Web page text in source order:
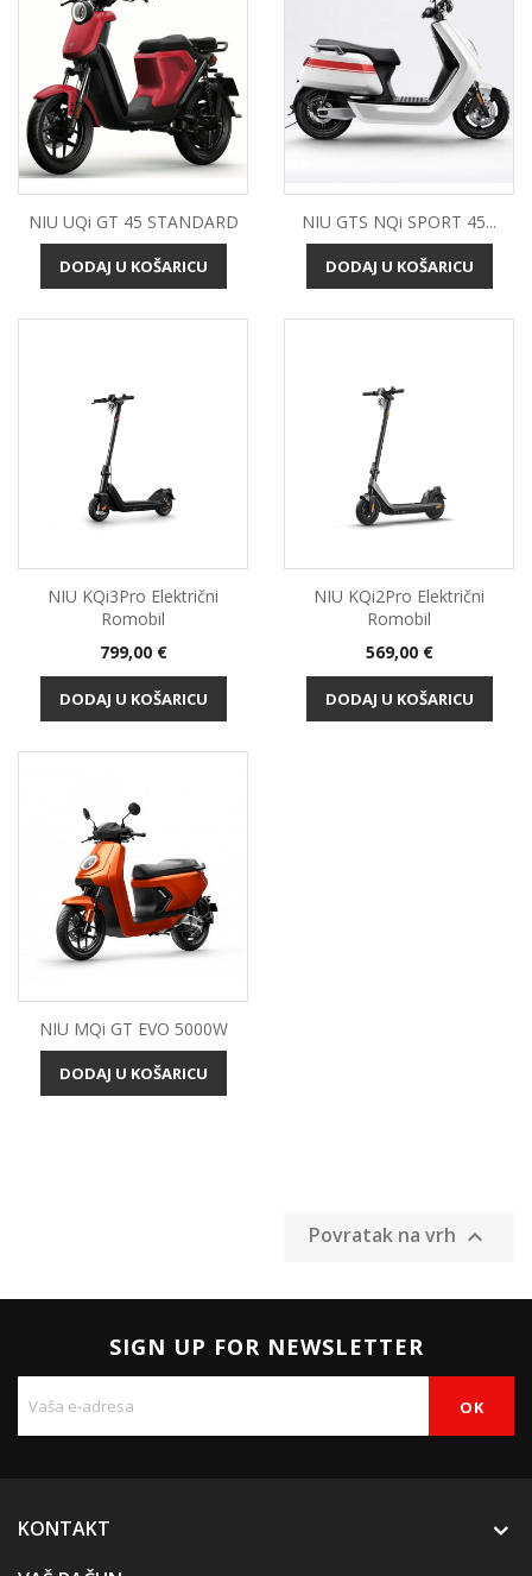
NIU UQi GT 45 STANDARD
DODAJ U KOŠARICU
NIU GTS NQi SPORT 45...
DODAJ U KOŠARICU
NIU KQi3Pro Električni
Romobil
Cijena
799,00 €
DODAJ U KOŠARICU
NIU KQi2Pro Električni
Romobil
Cijena
569,00 €
DODAJ U KOŠARICU
NIU MQi GT EVO 5000W
DODAJ U KOŠARICU
Povratak na vrh 
SIGN UP FOR NEWSLETTER
KONTAKT